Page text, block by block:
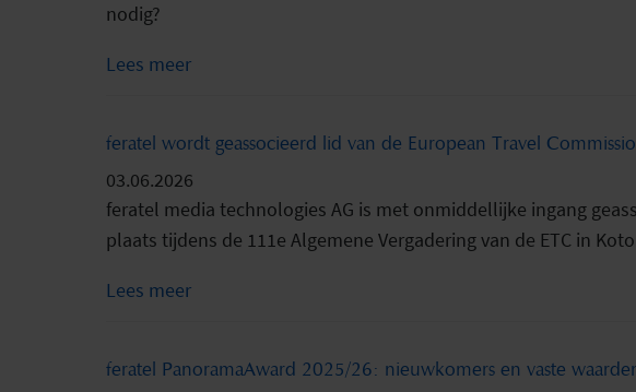
nodig?
Lees meer
feratel wordt geassocieerd lid van de European Travel
03.06.2026
feratel media technologies AG is met onmiddellijke ingang
plaats tijdens de 111e Algemene Vergadering van de ETC in
Lees meer
feratel PanoramaAward 2025/26: nieuwkomers en vaste